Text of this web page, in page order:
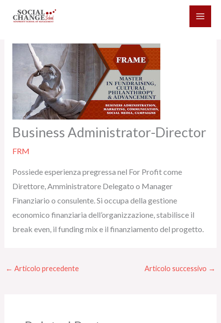
Business Administrator-Director
FRM
Possiede esperienza pregressa nel For Profit come
Direttore, Amministratore Delegato o Manager
Finanziario o consulente. Si occupa della gestione
economico finanziaria dell’organizzazione, stabilisce il
break even, il funding mix e il finanziamento del progetto.
← Articolo precedente Articolo successivo →